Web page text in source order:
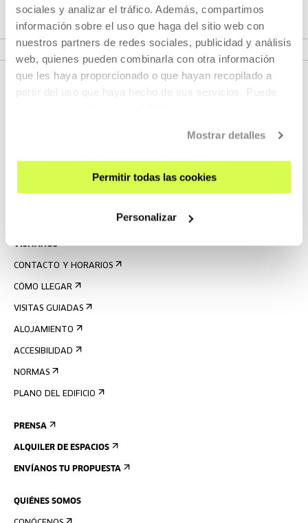
sociales y analizar el tráfico. Además, compartimos
información sobre el uso que haga del sitio web con
nuestros partners de redes sociales, publicidad y análisis
web, quienes pueden combinarla con otra información
que les haya proporcionado o que hayan recopilado a
partir del uso que haya hecho de sus servicios. Puede
Mostrar detalles
Permitir todas las cookies
Personalizar
BASES DE LA CONVOCATORIA PÚBLICA
REGÍSTRATE AL BOLETÍN
VISÍTANOS
CONTACTO Y HORARIOS
CÓMO LLEGAR
VISITAS GUIADAS
ALOJAMIENTO
ACCESIBILIDAD
NORMAS
PLANO DEL EDIFICIO
PRENSA
ALQUILER DE ESPACIOS
ENVÍANOS TU PROPUESTA
QUIÉNES SOMOS